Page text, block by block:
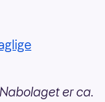
er ca.